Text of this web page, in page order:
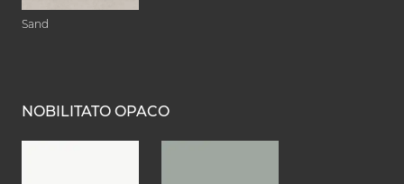
Sand
NOBILITATO OPACO